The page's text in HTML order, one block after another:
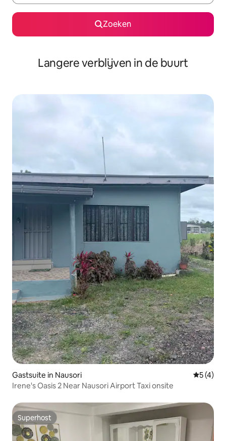
Zoeken
Langere verblijven in de buurt
Gastsuite in Nausori
5 (4)
Irene's Oasis 2 Near Nausori Airport Taxi onsite
Superhost
Superhost